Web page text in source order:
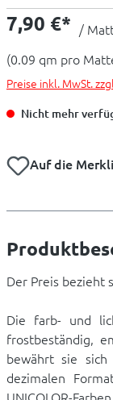
7,90 €* /
(0.09 qm pro
Preise inkl. MwSt.
Nicht mehr
Auf die
Der Preis bezieht
Die farb- und
frostbeständig,
bewährt sie
dezimalen